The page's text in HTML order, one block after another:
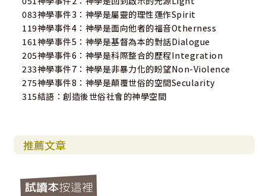
083神學事件3：神學是屬靈的理性運作Spirit
119神學事件4：神學是面向他者的福音Otherness
161神學事件5：神學是基督為本的對話Dialogue
205神學事件6：神學是科際整合的歷程Integration
233神學事件7：神學是非暴力化的盼望Non-Violence
275神學事件8：神學是顛覆世俗的空間Secularity
315結語：創造後世俗社會的神學空間
推薦文章